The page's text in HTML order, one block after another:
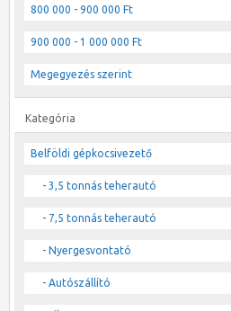
800 000 - 900 000 Ft
900 000 - 1 000 000 Ft
Megegyezés szerint
Kategória
Belföldi gépkocsivezető
- 3,5 tonnás teherautó
- 7,5 tonnás teherautó
- Nyergesvontató
- Autószállító